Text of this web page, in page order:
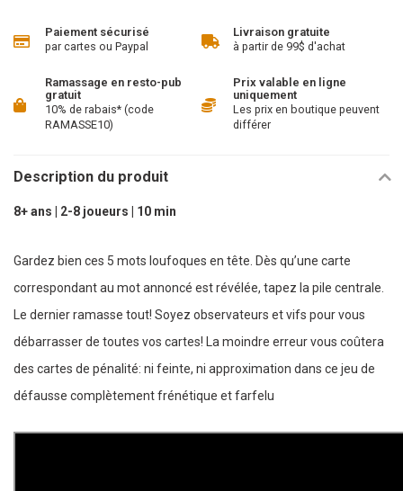
Paiement sécurisé
par cartes ou Paypal
Livraison gratuite
à partir de 99$ d'achat
Ramassage en resto-pub
gratuit
10% de rabais* (code
RAMASSE10)
Prix valable en ligne
uniquement
Les prix en boutique peuvent
différer
Description du produit
8+ ans | 2-8 joueurs | 10 min
Gardez bien ces 5 mots loufoques en tête. Dès qu’une carte
correspondant au mot annoncé est révélée, tapez la pile centrale.
Le dernier ramasse tout! Soyez observateurs et vifs pour vous
débarrasser de toutes vos cartes! La moindre erreur vous coûtera
des cartes de pénalité: ni feinte, ni approximation dans ce jeu de
défausse complètement frénétique et farfelu